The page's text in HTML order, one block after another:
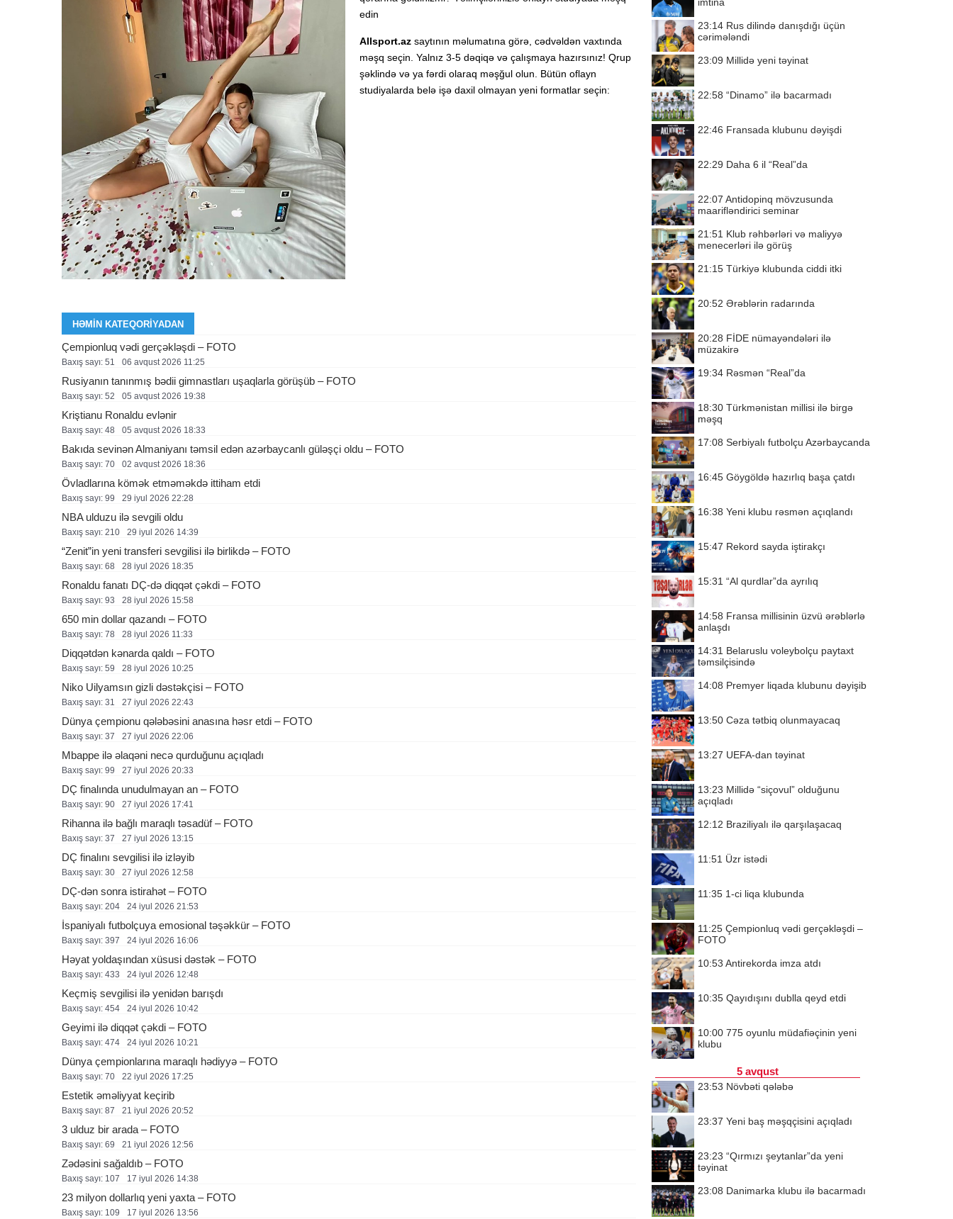
edin
Allsport.az saytının məlumatına görə, cədvəldən vaxtında
məşq seçin. Yalnız 3-5 dəqiqə və çalışmaya hazırsınız! Qrup
şəklində və ya fərdi olaraq məşğul olun. Bütün oflayn
studiyalarda belə işə daxil olmayan yeni formatlar seçin:
HƏMIN KATEQORIYADAN
Çempionluq vədi gerçəkləşdi – FOTO
Baxış sayı: 51 06 avqust 2026 11:25
Rusiyanın tanınmış bədii gimnastları uşaqlarla görüşüb – FOTO
Baxış sayı: 52 05 avqust 2026 19:38
Kriştianu Ronaldu evlənir
Baxış sayı: 48 05 avqust 2026 18:33
Bakıda sevinən Almaniyanı təmsil edən azərbaycanlı güləşçi oldu – FOTO
Baxış sayı: 70 02 avqust 2026 18:36
Övladlarına kömək etməməkdə ittiham etdi
Baxış sayı: 99 29 i̇yul 2026 22:28
NBA ulduzu ilə sevgili oldu
Baxış sayı: 210 29 i̇yul 2026 14:39
“Zenit”in yeni transferi sevgilisi ilə birlikdə – FOTO
Baxış sayı: 68 28 i̇yul 2026 18:35
Ronaldu fanatı DÇ-də diqqət çəkdi – FOTO
Baxış sayı: 93 28 i̇yul 2026 15:58
650 min dollar qazandı – FOTO
Baxış sayı: 78 28 i̇yul 2026 11:33
Diqqətdən kənarda qaldı – FOTO
Baxış sayı: 59 28 i̇yul 2026 10:25
Niko Uilyamsın gizli dəstəkçisi – FOTO
Baxış sayı: 31 27 i̇yul 2026 22:43
Dünya çempionu qələbəsini anasına həsr etdi – FOTO
Baxış sayı: 37 27 i̇yul 2026 22:06
Mbappe ilə əlaqəni necə qurduğunu açıqladı
Baxış sayı: 99 27 i̇yul 2026 20:33
DÇ finalında unudulmayan an – FOTO
Baxış sayı: 90 27 i̇yul 2026 17:41
Rihanna ilə bağlı maraqlı təsadüf – FOTO
Baxış sayı: 37 27 i̇yul 2026 13:15
DÇ finalını sevgilisi ilə izləyib
Baxış sayı: 30 27 i̇yul 2026 12:58
DÇ-dən sonra istirahət – FOTO
Baxış sayı: 204 24 i̇yul 2026 21:53
İspaniyalı futbolçuya emosional təşəkkür – FOTO
Baxış sayı: 397 24 i̇yul 2026 16:06
Həyat yoldaşından xüsusi dəstək – FOTO
Baxış sayı: 433 24 i̇yul 2026 12:48
Keçmiş sevgilisi ilə yenidən barışdı
Baxış sayı: 454 24 i̇yul 2026 10:42
Geyimi ilə diqqət çəkdi – FOTO
Baxış sayı: 474 24 i̇yul 2026 10:21
Dünya çempionlarına maraqlı hədiyyə – FOTO
Baxış sayı: 70 22 i̇yul 2026 17:25
Estetik əməliyyat keçirib
Baxış sayı: 87 21 i̇yul 2026 20:52
3 ulduz bir arada – FOTO
Baxış sayı: 69 21 i̇yul 2026 12:56
Zədəsini sağaldıb – FOTO
Baxış sayı: 107 17 i̇yul 2026 14:38
23 milyon dollarlıq yeni yaxta – FOTO
Baxış sayı: 109 17 i̇yul 2026 13:56
23:14 Rus dilində danışdığı üçün
cərimələndi
23:09 Millidə yeni təyinat
22:58 “Dinamo” ilə bacarmadı
22:46 Fransada klubunu dəyişdi
22:29 Daha 6 il “Real”da
22:07 Antidopinq mövzusunda
maarifləndirici seminar
21:51 Klub rəhbərləri və maliyyə
menecerləri ilə görüş
21:15 Türkiyə klubunda ciddi itki
20:52 Ərəblərin radarında
20:28 FİDE nümayəndələri ilə
müzakirə
19:34 Rəsmən “Real”da
18:30 Türkmənistan millisi ilə birgə
məşq
17:08 Serbiyalı futbolçu Azərbaycanda
16:45 Göygöldə hazırlıq başa çatdı
16:38 Yeni klubu rəsmən açıqlandı
15:47 Rekord sayda iştirakçı
15:31 “Al qurdlar”da ayrılıq
14:58 Fransa millisinin üzvü ərəblərlə
anlaşdı
14:31 Belaruslu voleybolçu paytaxt
təmsilçisində
14:08 Premyer liqada klubunu dəyişib
13:50 Cəza tətbiq olunmayacaq
13:27 UEFA-dan təyinat
13:23 Millidə “siçovul” olduğunu
açıqladı
12:12 Braziliyalı ilə qarşılaşacaq
11:51 Üzr istədi
11:35 1-ci liqa klubunda
11:25 Çempionluq vədi gerçəkləşdi –
FOTO
10:53 Antirekorda imza atdı
10:35 Qayıdışını dublla qeyd etdi
10:00 775 oyunlu müdafiəçinin yeni
klubu
5 avqust
23:53 Növbəti qələbə
23:37 Yeni baş məşqçisini açıqladı
23:23 “Qırmızı şeytanlar”da yeni
təyinat
23:08 Danimarka klubu ilə bacarmadı